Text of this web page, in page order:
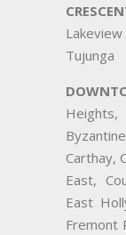
Tujunga
Carthay,
East,
East
Fremont